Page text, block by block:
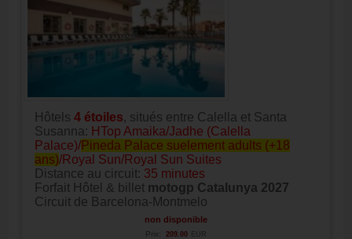
Hôtels 4 étoiles, situés entre Calella et Santa
Susanna: HTop Amaika/Jadhe (Calella
Palace)/Pineda Palace suelement adults (+18
ans)/Royal Sun/Royal Sun Suites
Distance au circuit: 35 minutes
Forfait Hôtel & billet motogp Catalunya 2027
Circuit de Barcelona-Montmelo
non disponible
Prix: 209.00 EUR